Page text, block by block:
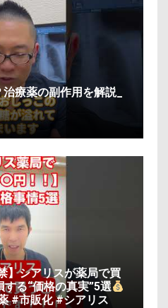
療薬の副作用を解説_
】シアリスが薬局で買
する“価格の真実”5選
#市販化 #シアリス